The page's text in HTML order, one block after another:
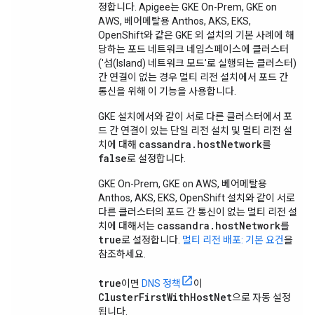
정합니다. Apigee는 GKE On-Prem, GKE on
AWS, 베어메탈용 Anthos, AKS, EKS,
OpenShift와 같은 GKE 외 설치의 기본 사례에 해
당하는 포드 네트워크 네임스페이스에 클러스터
('섬(Island) 네트워크 모드'로 실행되는 클러스터)
간 연결이 없는 경우 멀티 리전 설치에서 포드 간
통신을 위해 이 기능을 사용합니다.
GKE 설치에서와 같이 서로 다른 클러스터에서 포
드 간 연결이 있는 단일 리전 설치 및 멀티 리전 설
치에 대해 cassandra.hostNetwork를
false로 설정합니다.
GKE On-Prem, GKE on AWS, 베어메탈용
Anthos, AKS, EKS, OpenShift 설치와 같이 서로
다른 클러스터의 포드 간 통신이 없는 멀티 리전 설
치에 대해서는 cassandra.hostNetwork를
true로 설정합니다. 멀티 리전 배포: 기본 요건을
참조하세요.
true이면 DNS 정책 이
ClusterFirstWithHostNet으로 자동 설정
됩니다.